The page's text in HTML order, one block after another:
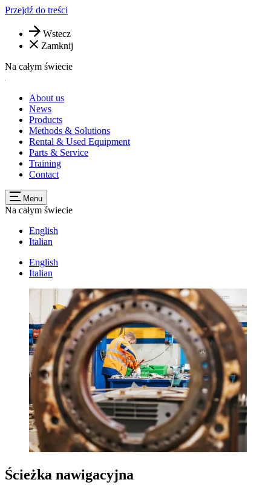
Przejdź do treści
Wstecz
Zamknij
Na całym świecie
About us
News
Products
Methods & Solutions
Rental & Used Equipment
Parts & Service
Training
Contact
Menu
Na całym świecie
English
Italian
English
Italian
Ścieżka nawigacyjna